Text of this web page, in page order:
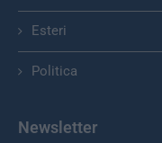
Esteri
Politica
Newsletter